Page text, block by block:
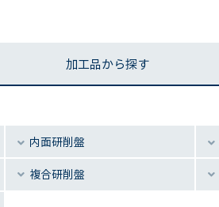
加工品から探す
内面研削盤
複合研削盤